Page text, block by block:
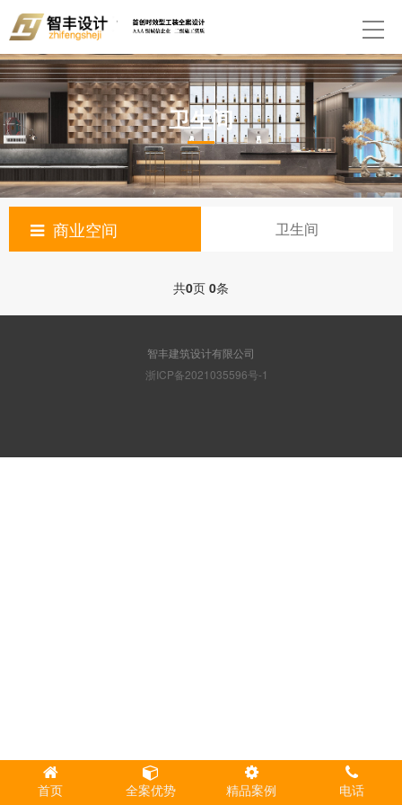
卫生间
商业空间 卫生间
共0页 0条
智丰建筑设计有限公司
浙ICP备2021035596号-1
首页 全案优势 精品案例 电话